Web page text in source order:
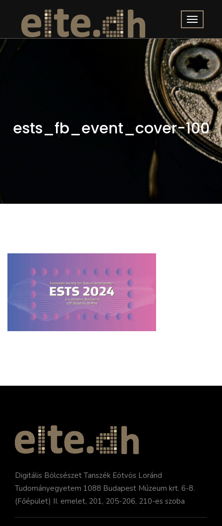
ests_fb_event_cover-100
Digitális Bölcsészet Tanszék Eötvös Loránd
Tudományegyetem 1088 Budapest Múzeum krt. 6-8.
(Főépület) II. emelet, 201, 205-206, 210-es szoba